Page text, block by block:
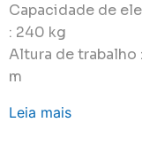
Capacidade de
: 240 kg
Altura de trabalho
m
Leia mais